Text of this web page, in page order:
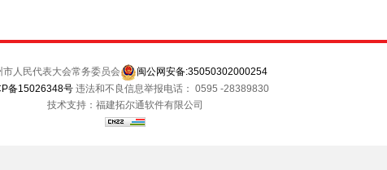
市人民代表大会常务委员会
闽公网安备:35050302000254
备15026348号违法和不良信息举报电话： 0595 -28389830
技术支持：福建拓尔通软件有限公司